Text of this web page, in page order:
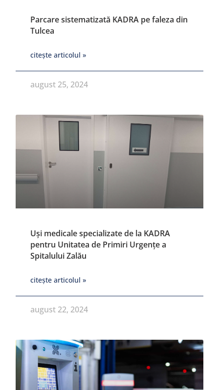
Parcare sistematizată KADRA pe faleza din
Tulcea
citește articolul »
august 25, 2024
Uși medicale specializate de la KADRA
pentru Unitatea de Primiri Urgențe a
Spitalului Zalău
citește articolul »
august 22, 2024